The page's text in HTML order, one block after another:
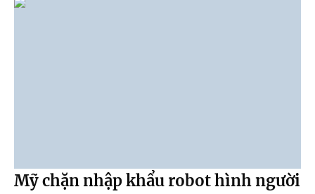
Mỹ chặn nhập khẩu robot hình người